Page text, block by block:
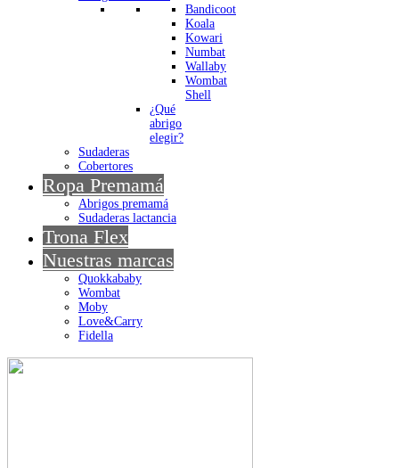
Bandicoot
Koala
Kowari
Numbat
Wallaby
Wombat
Shell
¿Qué
abrigo
elegir?
Sudaderas
Cobertores
Ropa Premamá
Abrigos premamá
Sudaderas lactancia
Trona Flex
Nuestras marcas
Quokkababy
Wombat
Moby
Love&Carry
Fidella